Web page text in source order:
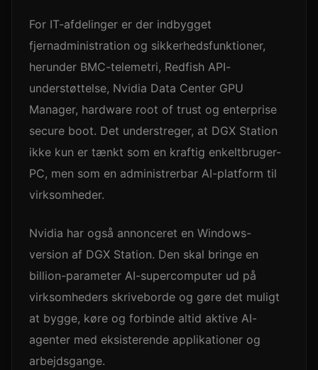
For IT-afdelinger er der indbygget
fjernadministration og sikkerhedsfunktioner,
herunder BMC-telemetri, Redfish API-
understøttelse, Nvidia Data Center GPU
Manager, hardware root of trust og enterprise
secure boot. Det understreger, at DGX Station
ikke kun er tænkt som en kraftig enkeltbruger-
PC, men som en administrerbar AI-platform til
virksomheder.
Nvidia har også annonceret en Windows-
version af DGX Station. Den skal bringe en
billion-parameter AI-supercomputer ud på
virksomheders skriveborde og gøre det muligt
at bygge, køre og forbinde altid aktive AI-
agenter med eksisterende applikationer og
arbejdsgange.